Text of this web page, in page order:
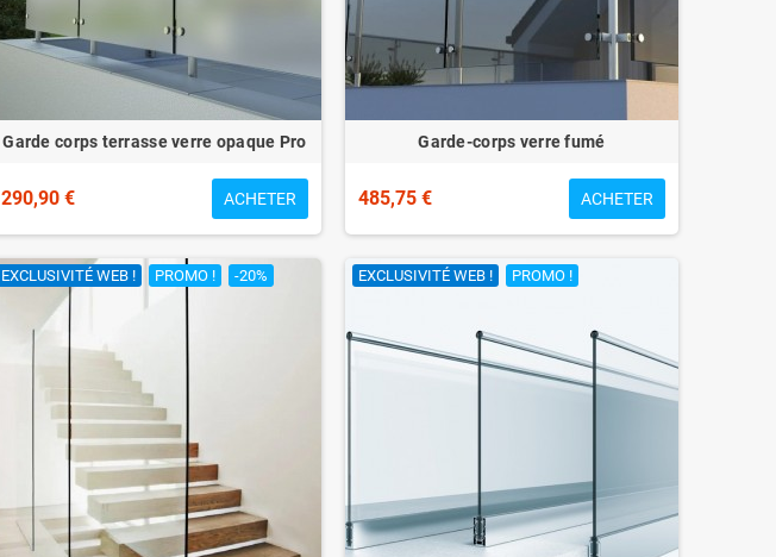
Garde corps terrasse verre opaque Pro
290,90 € ACHETER
Garde-corps verre fumé
485,75 € ACHETER
EXCLUSIVITÉ WEB ! PROMO ! -20% EXCLUSIVITÉ WEB ! PROMO !